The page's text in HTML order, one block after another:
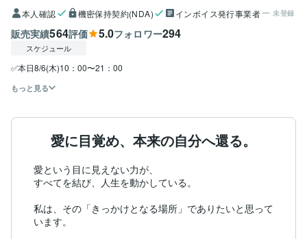
本人確認 機密保持契約(NDA) インボイス発行事業者 未登録
販売実績564評価 5.0フォロワー294
スケジュール
✅本日8/6(木)10：00〜21：00
もっと見る
愛に目覚め、本来の自分へ還る。
愛という目に見えない力が、
すべてを結び、人生を動かしている。
私は、その「きっかけとなる場所」でありたいと思って
います。